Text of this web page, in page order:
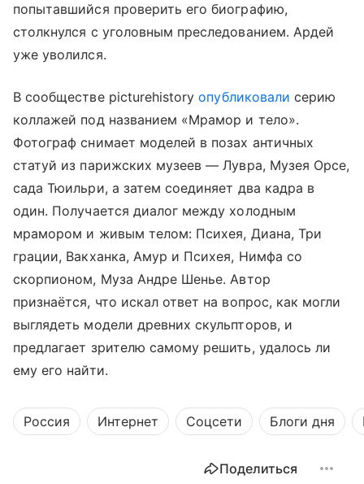
попытавшийся проверить его биографию,
столкнулся с уголовным преследованием. Ардей
уже уволился.
В сообществе picturehistoryопубликовали серию
коллажей под названием «Мрамор и тело».
Фотограф снимает моделей в позах античных
статуй из парижских музеев — Лувра, Музея Орсе,
сада Тюильри, а затем соединяет два кадра в
один. Получается диалог между холодным
мрамором и живым телом: Психея, Диана, Три
грации, Вакханка, Амур и Психея, Нимфа со
скорпионом, Муза Андре Шенье. Автор
признаётся, что искал ответ на вопрос, как могли
выглядеть модели древних скульпторов, и
предлагает зрителю самому решить, удалось ли
ему его найти.
Россия Интернет Соцсети Блоги дня
Поделиться